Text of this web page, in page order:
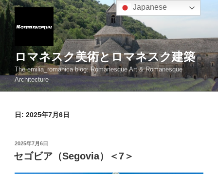
コ
ン
ス
キ
ロマネスク美術とロマネスク建築
The emilia_romanica blog: Romanesque Art & Romanesque
Architecture
日: 2025年7月6日
投
稿
日:
2025年7月6日
セゴビア（Segovia）＜7＞
Japanese